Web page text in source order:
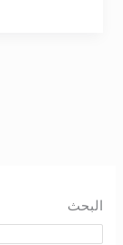
البحث